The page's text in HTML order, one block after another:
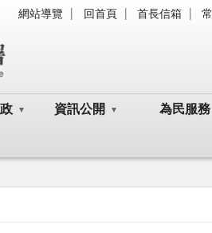
網站導覽 回首頁 首長信箱
資訊公開 為民服務